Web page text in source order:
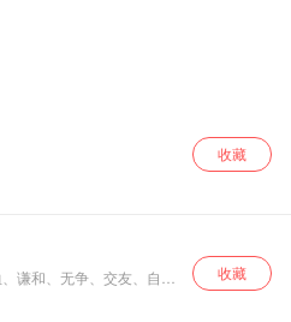
大案。每一个案件
都是一个复杂的迷
宫，而我们要做
相。从犯罪现场的
蛛丝马迹，到侦探
们的逻辑推理，再
收藏
收藏